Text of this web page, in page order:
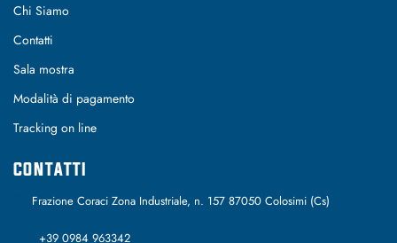
Chi Siamo
Contatti
Sala mostra
Modalità di pagamento
Tracking on line
CONTATTI
Frazione Coraci Zona Industriale, n. 157 87050 Colosimi (Cs)
+39 0984 963342